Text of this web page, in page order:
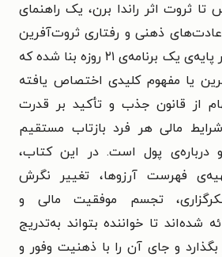
ثروت اثر راندا برن، یک راهنمای
عادت‌های ذهنی و رفتاری ثروت‌آفرین
است. ساختار کتاب بر پایه‌ی یک برنامه‌ی ۲۱ روزه بنا شده که
یا مفهوم کلیدی اختصاص یافته
از قانون جذب و تأکید بر قدرت
شرایط مالی هر فرد بازتاب مستقیم
درباره‌ی پول است. در این کتاب،
فهرست آرزوها، تغییر نگرش
تجسم موفقیت مالی و
شده‌اند تا خواننده بتواند به‌تدریج
و جای آن را با ذهنیت وفور و